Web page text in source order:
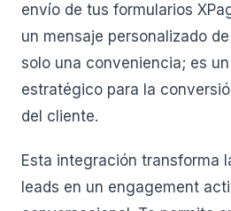
envío de tus formularios
un mensaje personalizado
solo una conveniencia; es
estratégico para la
del cliente.
Esta integración transforma
leads en un engagement